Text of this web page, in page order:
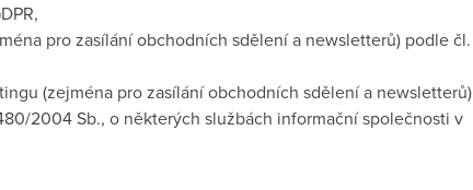
pro zasílání obchodních sdělení a newsletterů) podle čl.
(zejména pro zasílání obchodních sdělení a newsletterů)
2004 Sb., o některých službách informační společnosti v